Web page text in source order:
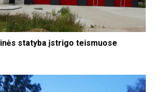
statyba įstrigo teismuose